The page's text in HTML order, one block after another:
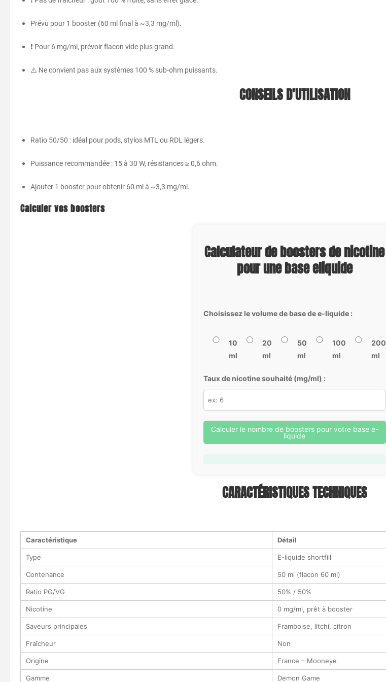
Prévu pour 1 booster (60 ml final à ~3,3 mg/ml).
❗ Pour 6 mg/ml, prévoir flacon vide plus grand.
⚠️ Ne convient pas aux systèmes 100 % sub-ohm puissants.
CONSEILS D’UTILISATION
Ratio 50/50 : idéal pour pods, stylos MTL ou RDL légers.
Puissance recommandée : 15 à 30 W, résistances ≥ 0,6 ohm.
Ajouter 1 booster pour obtenir 60 ml à ~3,3 mg/ml.
Calculer vos boosters
Calculateur de boosters de nicotine
pour une base eliquide
Choisissez le volume de base de e-liquide :
10
ml
20
ml
50
ml
100
ml
200
ml
Taux de nicotine souhaité (mg/ml) :
Calculer le nombre de boosters pour votre base e-
liquide
CARACTÉRISTIQUES TECHNIQUES
Caractéristique Détail
Type E-liquide shortfill
Contenance 50 ml (flacon 60 ml)
Ratio PG/VG 50% / 50%
Nicotine 0 mg/ml, prêt à booster
Saveurs principales Framboise, litchi, citron
Fraîcheur Non
Origine France – Mooneye
Gamme Demon Game